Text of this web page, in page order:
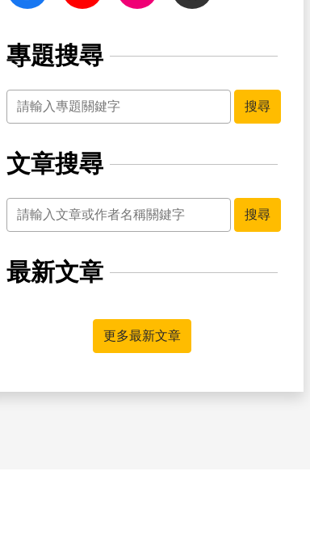
專題搜尋
關鍵字
搜尋
文章搜尋
關鍵字
搜尋
最新文章
更多最新文章